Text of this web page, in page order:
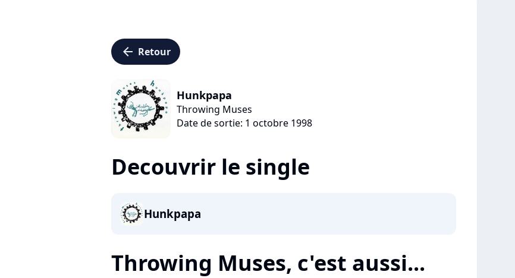
arrow_left Retour
Hunkpapa
Throwing Muses
Date de sortie: 1 octobre 1998
Decouvrir le single
Hunkpapa
Throwing Muses, c'est aussi...